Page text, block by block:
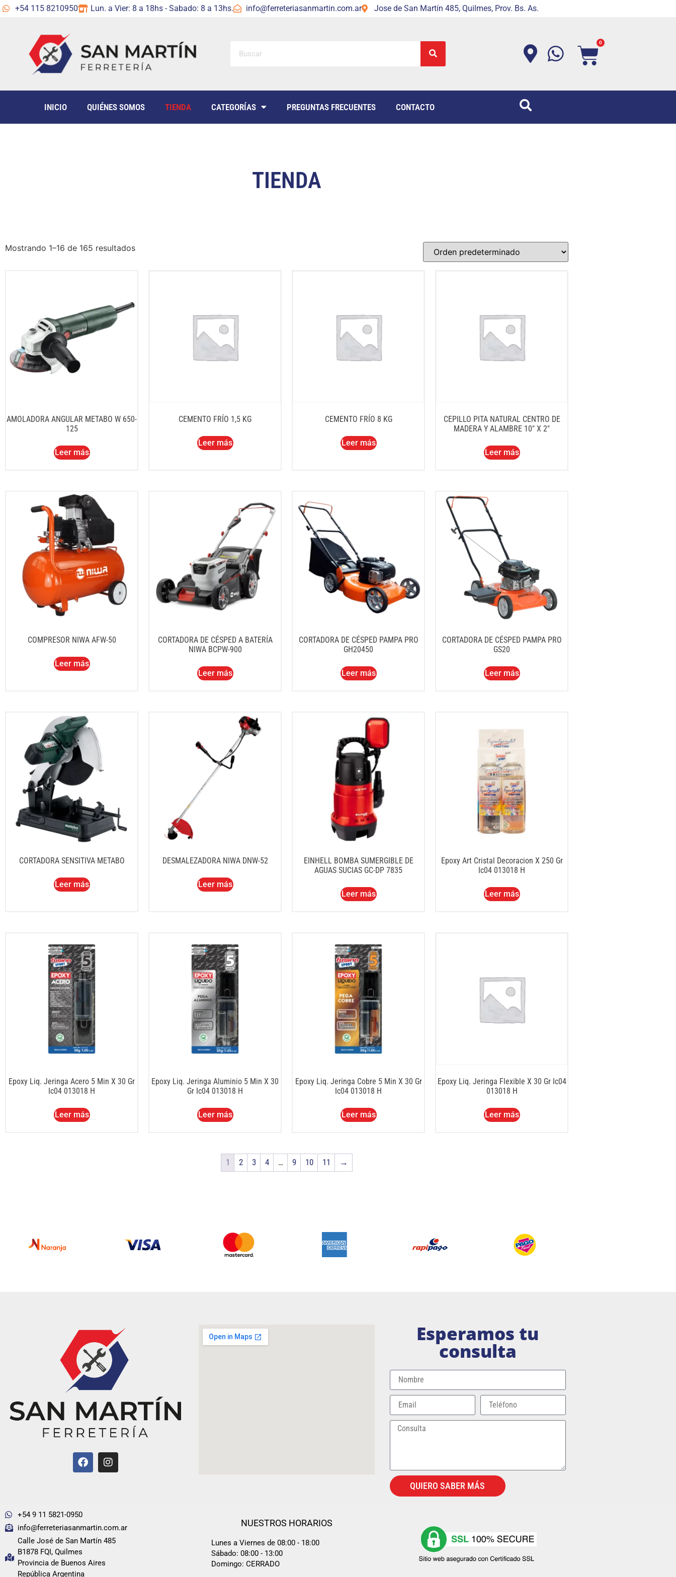
+54 115 8210950 Lun. a Vier: 8 a 18hs - Sabado: 8 a 13hs. info@ferreteriasanmartin.com.ar Jose de San Martín 485, Quilmes, Prov. Bs. As.
0
INICIO QUIÉNES SOMOS TIENDA CATEGORÍAS PREGUNTAS FRECUENTES CONTACTO
TIENDA
Mostrando 1–16 de 165 resultados
AMOLADORA ANGULAR METABO W 650-
125
Leer más
CEMENTO FRÍO 1,5 KG
Leer más
CEMENTO FRÍO 8 KG
Leer más
CEPILLO PITA NATURAL CENTRO DE
MADERA Y ALAMBRE 10″ X 2″
Leer más
COMPRESOR NIWA AFW-50
Leer más
CORTADORA DE CÉSPED A BATERÍA
NIWA BCPW-900
Leer más
CORTADORA DE CÉSPED PAMPA PRO
GH20450
Leer más
CORTADORA DE CÉSPED PAMPA PRO
GS20
Leer más
CORTADORA SENSITIVA METABO
Leer más
DESMALEZADORA NIWA DNW-52
Leer más
EINHELL BOMBA SUMERGIBLE DE
AGUAS SUCIAS GC-DP 7835
Leer más
Epoxy Art Cristal Decoracion X 250 Gr
Ic04 013018 H
Leer más
Epoxy Liq. Jeringa Acero 5 Min X 30 Gr
Ic04 013018 H
Leer más
Epoxy Liq. Jeringa Aluminio 5 Min X 30
Gr Ic04 013018 H
Leer más
Epoxy Liq. Jeringa Cobre 5 Min X 30 Gr
Ic04 013018 H
Leer más
Epoxy Liq. Jeringa Flexible X 30 Gr Ic04
013018 H
Leer más
1 2 3 4 … 9 10 11 →
Esperamos tu
consulta
QUIERO SABER MÁS
+54 9 11 5821-0950
info@ferreteriasanmartin.com.ar
Calle José de San Martín 485
B1878 FQI, Quilmes
Provincia de Buenos Aires
República Argentina
NUESTROS HORARIOS
Lunes a Viernes de 08:00 - 18:00
Sábado: 08:00 - 13:00
Domingo: CERRADO